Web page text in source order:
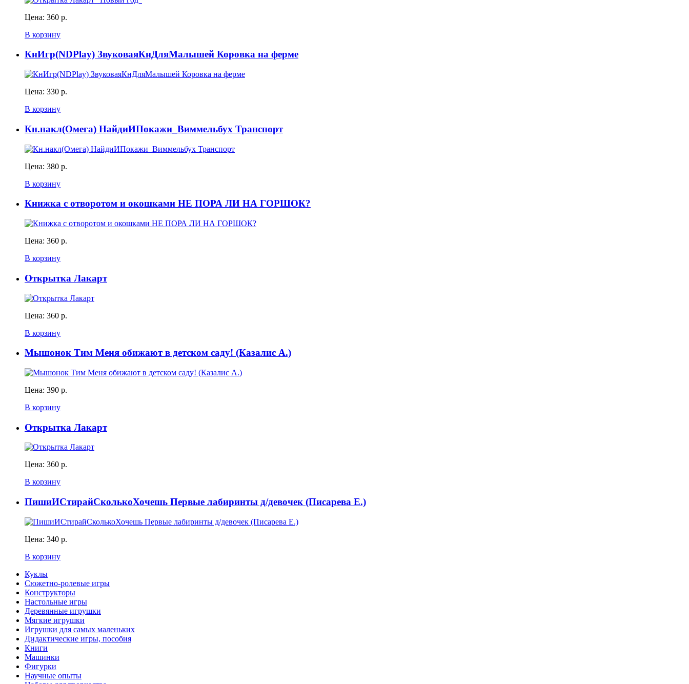
Цена: 360 р.
В корзину
КнИгр(NDPlay) ЗвуковаяКнДляМалышей Коровка на ферме
Цена: 330 р.
В корзину
Кн.накл(Омега) НайдиИПокажи_Виммельбух Транспорт
Цена: 380 р.
В корзину
Книжка с отворотом и окошками НЕ ПОРА ЛИ НА ГОРШОК?
Цена: 360 р.
В корзину
Открытка Лакарт
Цена: 360 р.
В корзину
Мышонок Тим Меня обижают в детском саду! (Казалис А.)
Цена: 390 р.
В корзину
Открытка Лакарт
Цена: 360 р.
В корзину
ПишиИСтирайСколькоХочешь Первые лабиринты д/девочек (Писарева Е.)
Цена: 340 р.
В корзину
Куклы
Сюжетно-ролевые игры
Конструкторы
Настольные игры
Деревянные игрушки
Мягкие игрушки
Игрушки для самых маленьких
Дидактические игры, пособия
Книги
Машинки
Фигурки
Научные опыты